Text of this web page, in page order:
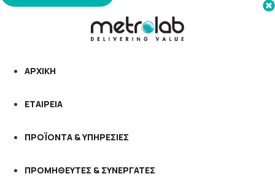
ΑΡΧΙΚΗ
ΕΤΑΙΡΕΙΑ
ΠΡΟΪΟΝΤΑ & ΥΠΗΡΕΣΙΕΣ
ΠΡΟΜΗΘΕΥΤΕΣ & ΣΥΝΕΡΓΑΤΕΣ